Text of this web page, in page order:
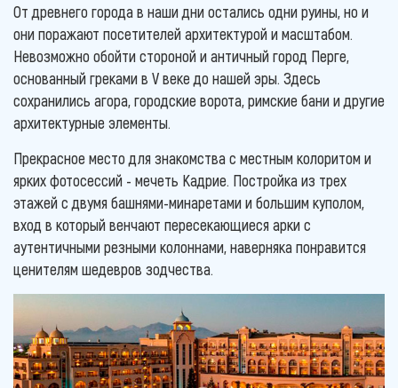
От древнего города в наши дни остались одни руины, но и
они поражают посетителей архитектурой и масштабом.
Невозможно обойти стороной и античный город Перге,
основанный греками в V веке до нашей эры. Здесь
сохранились агора, городские ворота, римские бани и другие
архитектурные элементы.
Прекрасное место для знакомства с местным колоритом и
ярких фотосессий - мечеть Кадрие. Постройка из трех
этажей с двумя башнями-минаретами и большим куполом,
вход в который венчают пересекающиеся арки с
аутентичными резными колоннами, наверняка понравится
ценителям шедевров зодчества.